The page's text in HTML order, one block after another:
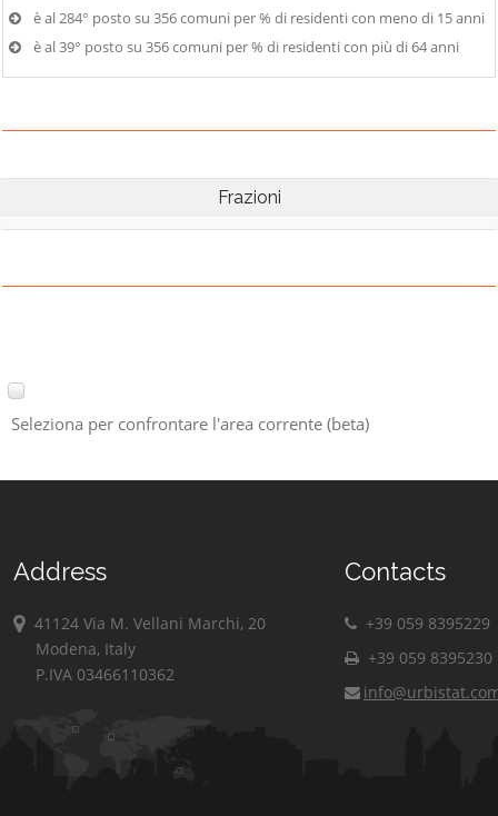
è al 284° posto su 356 comuni per % di residenti con meno di 15 anni
è al 39° posto su 356 comuni per % di residenti con più di 64 anni
Frazioni
Seleziona per confrontare l'area corrente (beta)
Address
41124 Via M. Vellani Marchi, 20
Modena, Italy
P.IVA 03466110362
Contacts
+39 059 8395229
+39 059 8395230